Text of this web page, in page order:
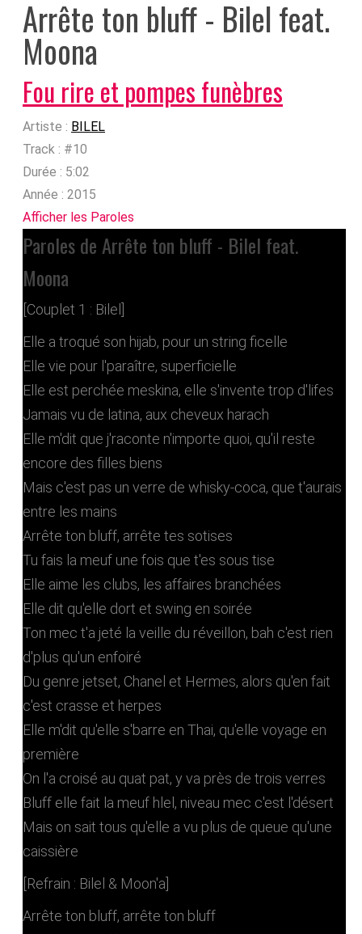
Arrête ton bluff - Bilel feat.
Moona
Fou rire et pompes funèbres
Artiste : BILEL
Track : #10
Durée : 5:02
Année : 2015
Afficher les Paroles
Paroles de Arrête ton bluff - Bilel feat.
Moona
[Couplet 1 : Bilel]
Elle a troqué son hijab, pour un string ficelle
Elle vie pour l'paraître, superficielle
Elle est perchée meskina, elle s'invente trop d'lifes
Jamais vu de latina, aux cheveux harach
Elle m'dit que j'raconte n'importe quoi, qu'il reste
encore des filles biens
Mais c'est pas un verre de whisky-coca, que t'aurais
entre les mains
Arrête ton bluff, arrête tes sotises
Tu fais la meuf une fois que t'es sous tise
Elle aime les clubs, les affaires branchées
Elle dit qu'elle dort et swing en soirée
Ton mec t'a jeté la veille du réveillon, bah c'est rien
d'plus qu'un enfoiré
Du genre jetset, Chanel et Hermes, alors qu'en fait
c'est crasse et herpes
Elle m'dit qu'elle s'barre en Thai, qu'elle voyage en
première
On l'a croisé au quat pat, y va près de trois verres
Bluff elle fait la meuf hlel, niveau mec c'est l'désert
Mais on sait tous qu'elle a vu plus de queue qu'une
caissière
[Refrain : Bilel & Moon'a]
Arrête ton bluff, arrête ton bluff